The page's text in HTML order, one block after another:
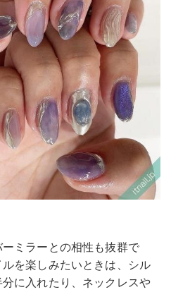
ミラーとの相性も抜群で
を楽しみたいときは、シル
に入れたり、ネックレスや